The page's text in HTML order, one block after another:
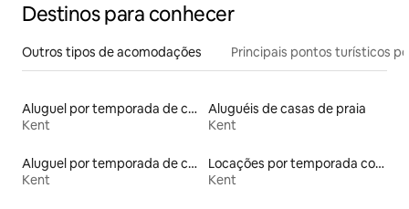
Destinos para conhecer
Outros tipos de acomodações Principais pontos turísticos
Aluguel por temporada de cabanas de pastor
Kent
Aluguéis de casas de praia
Kent
Aluguel por temporada de casas de hóspedes
Kent
Locações por temporada com piscina
Kent